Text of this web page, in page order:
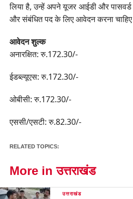
लिया है, उन्हें अपने यूजर आईडी और
और संबंधित पद के लिए आवेदन करना
आवेदन शुल्क
अनारक्षित: रु.172.30/-
ईडब्ल्यूएस: रु.172.30/-
ओबीसी: रु.172.30/-
एससी/एसटी: रु.82.30/-
RELATED TOPICS:
More in उत्तराखंड
उत्तराखंड